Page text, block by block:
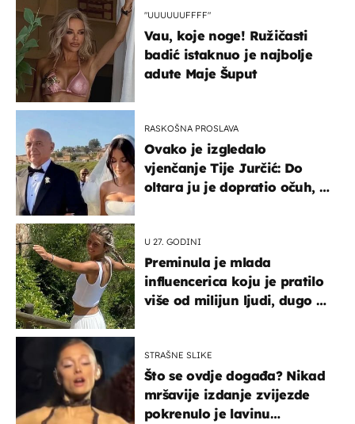
"UUUUUUFFFF"
Vau, koje noge! Ružičasti
badić istaknuo je najbolje
adute Maje Šuput
RASKOŠNA PROSLAVA
Ovako je izgledalo
vjenčanje Tije Jurčić: Do
oltara ju je dopratio očuh, a
U 27. GODINI
Preminula je mlada
influencerica koju je pratilo
više od milijun ljudi, dugo se
STRAŠNE SLIKE
Što se ovdje događa? Nikad
mršavije izdanje zvijezde
pokrenulo je lavinu